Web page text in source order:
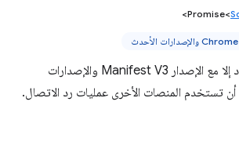
Promise<
>
لا تتوافق الوعود إلا مع الإصدار Manifest V3 والإصدارات
تستخدم المنصات الأخرى عمليات رد الاتصال.